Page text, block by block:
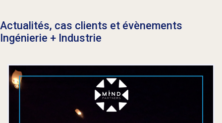
Actualités, cas clients et évènements
Ingénierie + Industrie